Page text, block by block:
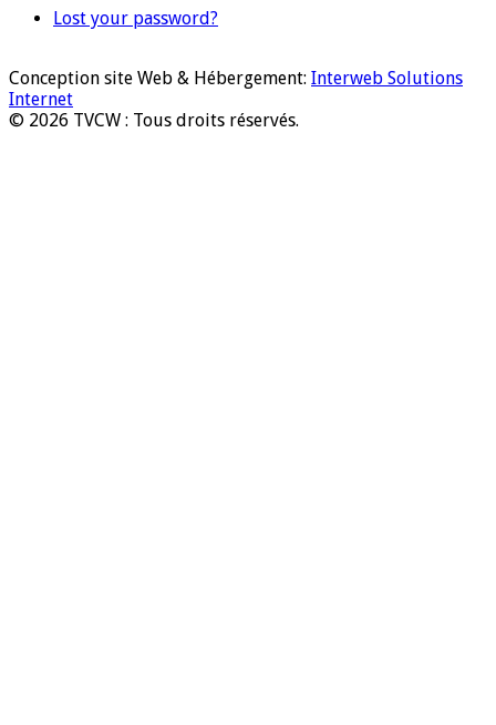
Lost your password?
Conception site Web & Hébergement: Interweb Solutions
Internet
© 2026 TVCW : Tous droits réservés.